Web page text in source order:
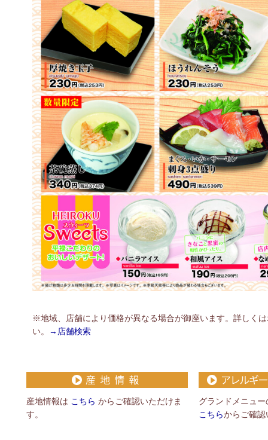
※地域、店舗により価格が異なる場合が御座います。詳しく
い。
→店舗検索
産地情報は こちら からご確認いただけま
す。
グランドメニュ
こちらからご確認